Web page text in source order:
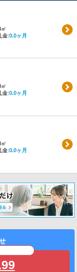
金:0.0ヶ月
金:0.0ヶ月
金:0.0ヶ月